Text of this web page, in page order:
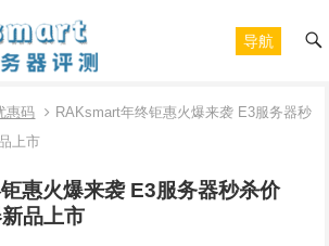
导航
惠码
RAKsmart年终钜惠火爆来袭 E3服务器秒
上市
惠火爆来袭 E3服务器秒杀价
品上市